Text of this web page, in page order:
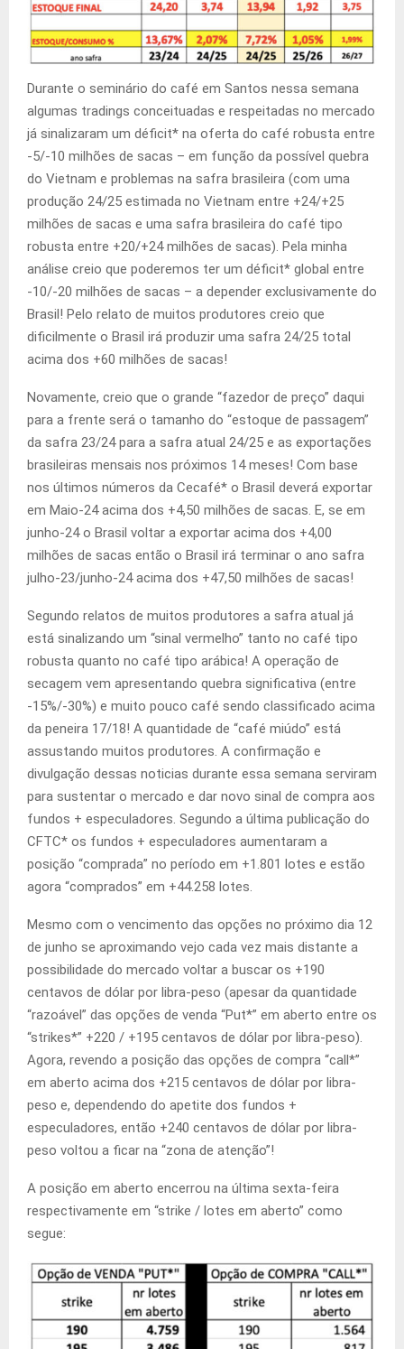
Durante o seminário do café em Santos nessa semana
algumas tradings conceituadas e respeitadas no mercado
já sinalizaram um déficit* na oferta do café robusta entre
-5/-10 milhões de sacas – em função da possível quebra
do Vietnam e problemas na safra brasileira (com uma
produção 24/25 estimada no Vietnam entre +24/+25
milhões de sacas e uma safra brasileira do café tipo
robusta entre +20/+24 milhões de sacas). Pela minha
análise creio que poderemos ter um déficit* global entre
-10/-20 milhões de sacas – a depender exclusivamente do
Brasil! Pelo relato de muitos produtores creio que
dificilmente o Brasil irá produzir uma safra 24/25 total
acima dos +60 milhões de sacas!
Novamente, creio que o grande “fazedor de preço” daqui
para a frente será o tamanho do “estoque de passagem”
da safra 23/24 para a safra atual 24/25 e as exportações
brasileiras mensais nos próximos 14 meses! Com base
nos últimos números da Cecafé* o Brasil deverá exportar
em Maio-24 acima dos +4,50 milhões de sacas. E, se em
junho-24 o Brasil voltar a exportar acima dos +4,00
milhões de sacas então o Brasil irá terminar o ano safra
julho-23/junho-24 acima dos +47,50 milhões de sacas!
Segundo relatos de muitos produtores a safra atual já
está sinalizando um “sinal vermelho” tanto no café tipo
robusta quanto no café tipo arábica! A operação de
secagem vem apresentando quebra significativa (entre
-15%/-30%) e muito pouco café sendo classificado acima
da peneira 17/18! A quantidade de “café miúdo” está
assustando muitos produtores. A confirmação e
divulgação dessas noticias durante essa semana serviram
para sustentar o mercado e dar novo sinal de compra aos
fundos + especuladores. Segundo a última publicação do
CFTC* os fundos + especuladores aumentaram a
posição “comprada” no período em +1.801 lotes e estão
agora “comprados” em +44.258 lotes.
Mesmo com o vencimento das opções no próximo dia 12
de junho se aproximando vejo cada vez mais distante a
possibilidade do mercado voltar a buscar os +190
centavos de dólar por libra-peso (apesar da quantidade
“razoável” das opções de venda “Put*” em aberto entre os
“strikes*” +220 / +195 centavos de dólar por libra-peso).
Agora, revendo a posição das opções de compra “call*”
em aberto acima dos +215 centavos de dólar por libra-
peso e, dependendo do apetite dos fundos +
especuladores, então +240 centavos de dólar por libra-
peso voltou a ficar na “zona de atenção”!
A posição em aberto encerrou na última sexta-feira
respectivamente em “strike / lotes em aberto” como
segue: